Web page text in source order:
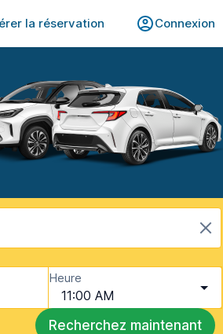
la réservation Connexion
Heure
11:00 AM
Recherchez maintenant